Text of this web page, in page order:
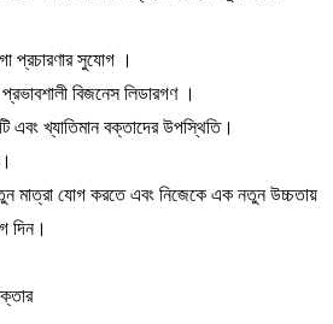
প্রচারণার সুযোগ ।
বিজনেস লিডারগণ ।
এবং খ্যাতিমান বক্তাদের উপস্থিতি।
মাত্রা যোগ করতে এবং নিজেকে এক নতুন উচ্চতায়
দিন।